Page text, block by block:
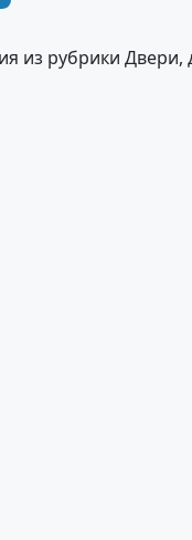
из рубрики